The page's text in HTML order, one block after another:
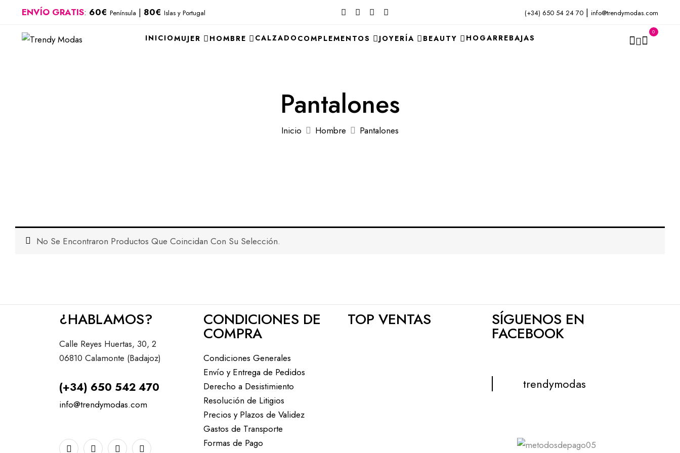
ENVÍO GRATIS: 60€ Península | 80€ Islas y Portugal (+34) 650 54 24 70| info@trendymodas.com
INICIOMUJER HOMBRE CALZADOCOMPLEMENTOS JOYERÍA BEAUTY HOGARREBAJAS
0
Pantalones
Inicio Hombre Pantalones
No Se Encontraron Productos Que Coincidan Con Su Selección.
¿HABLAMOS?
Calle Reyes Huertas, 30, 2
06810 Calamonte (Badajoz)
(+34) 650 542 470
info@trendymodas.com
CONDICIONES DE
COMPRA
Condiciones Generales
Envío y Entrega de Pedidos
Derecho a Desistimiento
Resolución de Litigios
Precios y Plazos de Validez
Gastos de Transporte
Formas de Pago
TOP VENTAS SÍGUENOS EN
FACEBOOK
trendymodas